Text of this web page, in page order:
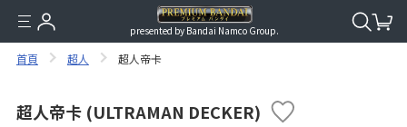
presented by Bandai Namco Group.
首頁 超人 超人帝卡
超人帝卡 (ULTRAMAN DECKER)